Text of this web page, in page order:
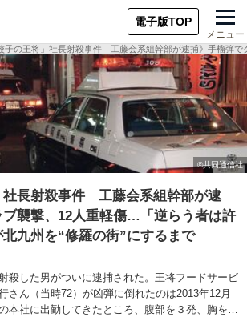
電子版TOP
メニュー
子の王将」社長射殺事件 工藤会系組幹部が逮捕》手榴弾
社長射殺事件 工藤会系組幹部が逮
襲撃、12人重軽傷…「逆らう者は許
九州を“修羅の街”にするまで
殺した男がついに逮捕された。王将フードサービ
さん（当時72）が凶弾に倒れたのは2013年12月
本社に出勤してきたところ、腹部を３発、胸を１